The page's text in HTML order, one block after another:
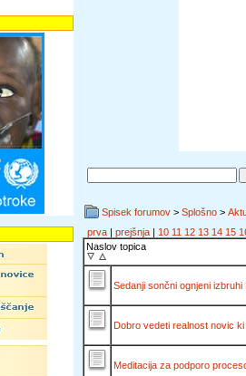
Spisek forumov > Splošno >
prva | prejšnja | 10 11 12 13 14 15
Naslov topica
Sedanji sončni ognjeni izbruhi
Dobro vedeti realnost novic
Meditacija za podporo